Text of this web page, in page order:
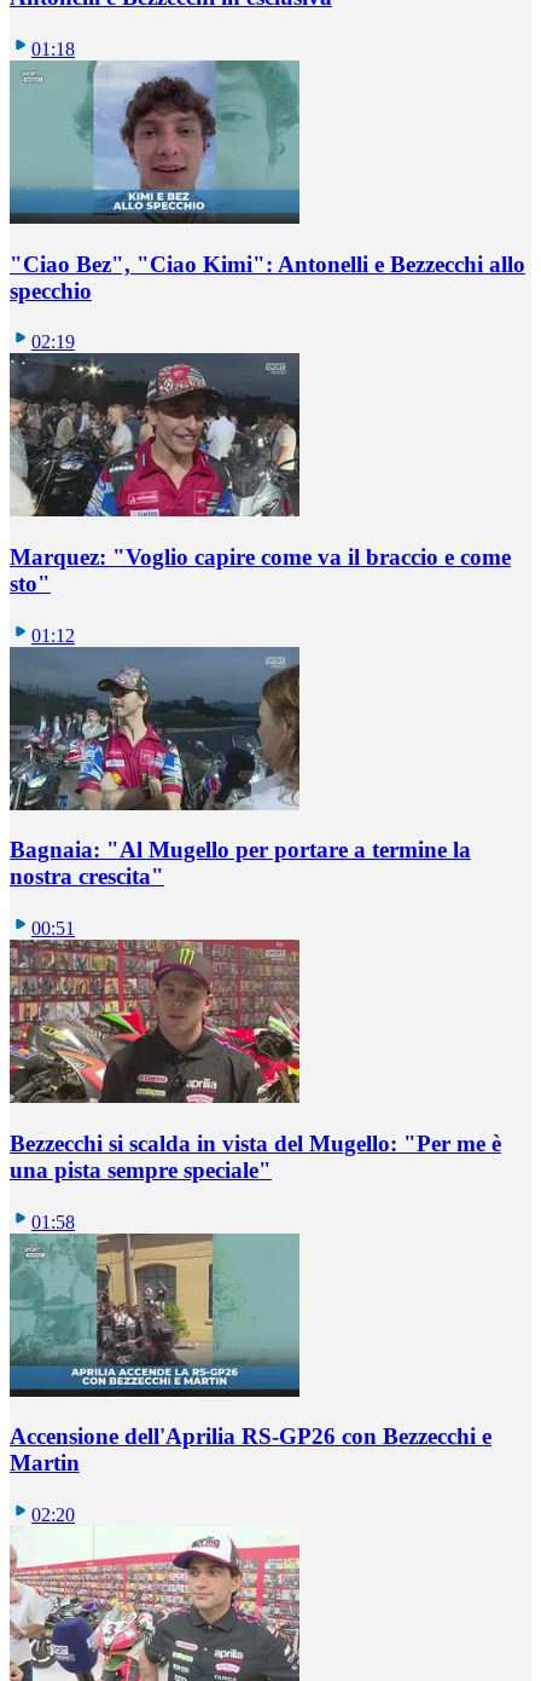
01:18
"Ciao Bez", "Ciao Kimi": Antonelli e Bezzecchi allo
specchio
02:19
Marquez: "Voglio capire come va il braccio e come
sto"
01:12
Bagnaia: "Al Mugello per portare a termine la
nostra crescita"
00:51
Bezzecchi si scalda in vista del Mugello: "Per me è
una pista sempre speciale"
01:58
Accensione dell'Aprilia RS-GP26 con Bezzecchi e
Martin
02:20